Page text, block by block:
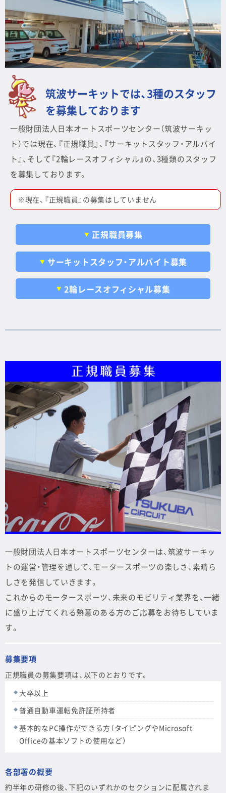
筑波サーキットでは、3種のスタッフ
を募集しております
一般財団法人日本オートスポーツセンター（筑波サーキッ
ト）では現在、『正規職員』、『サーキットスタッフ・アルバイ
ト』、そして『2輪レースオフィシャル』の、3種類のスタッフ
を募集しております。
※現在、『正規職員』の募集はしていません
正規職員募集
サーキットスタッフ・アルバイト募集
2輪レースオフィシャル募集
一般財団法人日本オートスポーツセンターは、筑波サーキッ
トの運営・管理を通して、モータースポーツの楽しさ、素晴ら
しさを発信していきます。
これからのモータースポーツ、未来のモビリティ業界を、一緒
に盛り上げてくれる熱意のある方のご応募をお待ちしていま
す。
募集要項
正規職員の募集要項は、以下のとおりです。
大卒以上
普通自動車運転免許証所持者
基本的なPC操作ができる方（タイピングやMicrosoft
Officeの基本ソフトの使用など）
各部署の概要
約半年の研修の後、下記のいずれかのセクションに配属されま